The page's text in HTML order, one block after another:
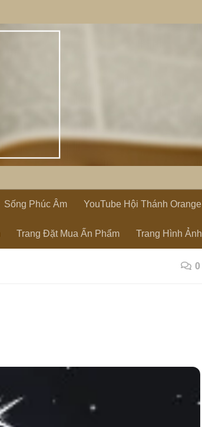
Sống Phúc Âm YouTube Hội Thánh Orange
Trang Đặt Mua Ấn Phẩm Trang Hình Ảnh
0